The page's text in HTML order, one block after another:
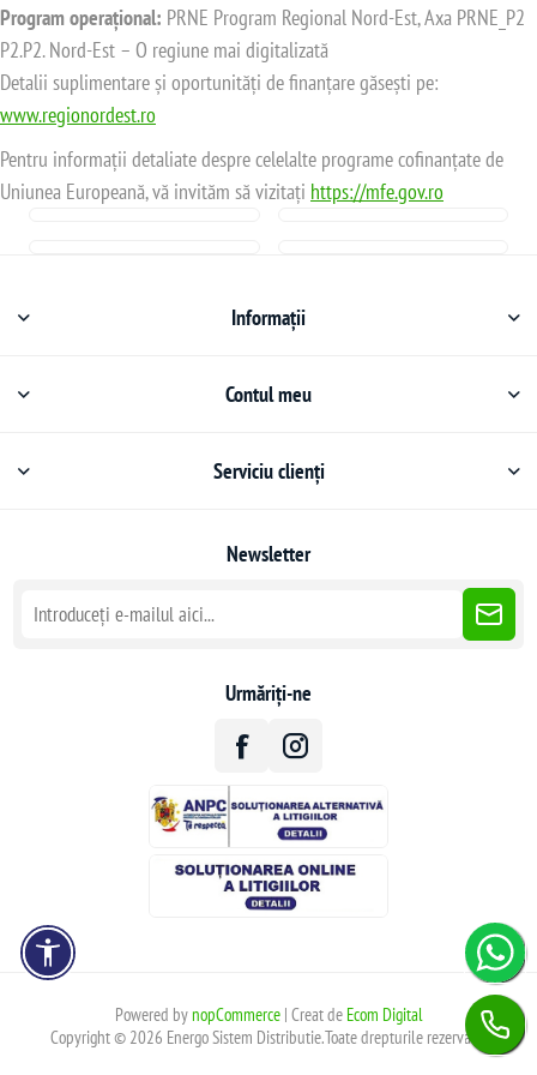
Program operațional: PRNE Program Regional Nord-Est, Axa PRNE_P2
P2.P2. Nord-Est – O regiune mai digitalizată
Detalii suplimentare și oportunități de finanțare găsești pe:
www.regionordest.ro
Pentru informații detaliate despre celelalte programe cofinanțate de
Uniunea Europeană, vă invităm să vizitați https://mfe.gov.ro
Informații
Contul meu
Serviciu clienți
Newsletter
Urmăriți-ne
Powered bynopCommerce| Creat de Ecom Digital
Copyright © 2026 Energo Sistem Distributie.Toate drepturile rezervate.